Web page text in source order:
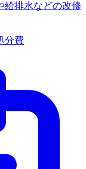
給排水などの改修
分費